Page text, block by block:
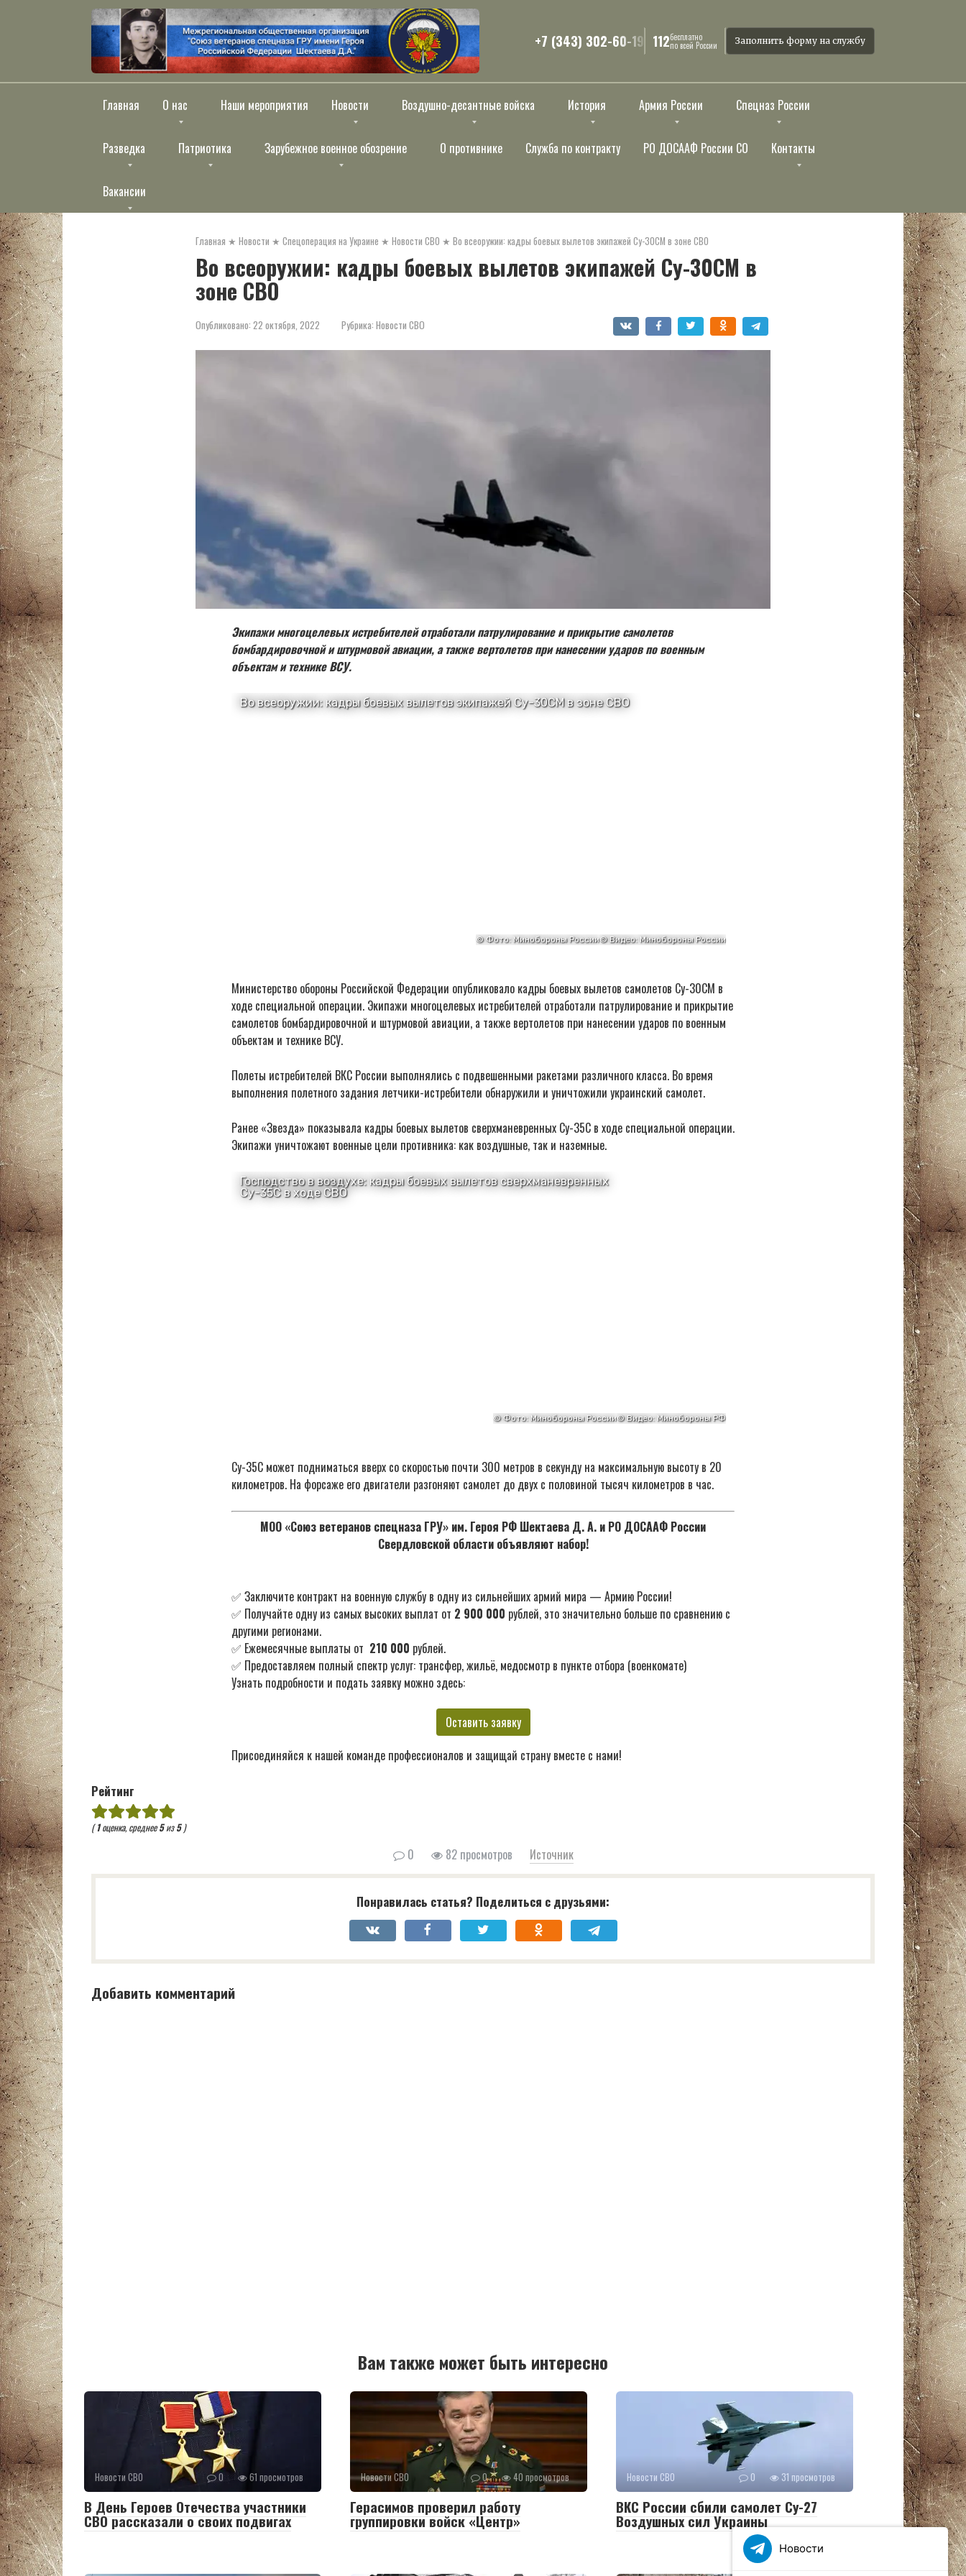
+7 (343) 302-60-19 112бесплатно
по всей России Заполнить форму на службу
Главная О нас Наши мероприятия Новости Воздушно-десантные войска История Армия России Спецназ России
Разведка Патриотика Зарубежное военное обозрение О противнике Служба по контракту РО ДОСААФ России СО Контакты
Вакансии
Главная ★ Новости ★ Спецоперация на Украине ★ Новости СВО ★ Во всеоружии: кадры боевых вылетов экипажей Су-30СМ в зоне СВО
Во всеоружии: кадры боевых вылетов экипажей Су-30СМ в
зоне СВО
Опубликовано: 22 октября, 2022 Рубрика: Новости СВО
Экипажи многоцелевых истребителей отработали патрулирование и прикрытие самолетов
бомбардировочной и штурмовой авиации, а также вертолетов при нанесении ударов по военным
объектам и технике ВСУ.
Министерство обороны Российской Федерации опубликовало кадры боевых вылетов самолетов Су-30СМ в
ходе специальной операции. Экипажи многоцелевых истребителей отработали патрулирование и прикрытие
самолетов бомбардировочной и штурмовой авиации, а также вертолетов при нанесении ударов по военным
объектам и технике ВСУ.
Полеты истребителей ВКС России выполнялись с подвешенными ракетами различного класса. Во время
выполнения полетного задания летчики-истребители обнаружили и уничтожили украинский самолет.
Ранее «Звезда» показывала кадры боевых вылетов сверхманевренных Су-35С в ходе специальной операции.
Экипажи уничтожают военные цели противника: как воздушные, так и наземные.
Су-35С может подниматься вверх со скоростью почти 300 метров в секунду на максимальную высоту в 20
километров. На форсаже его двигатели разгоняют самолет до двух с половиной тысяч километров в час.
МОО «Союз ветеранов спецназа ГРУ» им. Героя РФ Шектаева Д. А. и РО ДОСААФ России
Свердловской области объявляют набор!
✅ Заключите контракт на военную службу в одну из сильнейших армий мира — Армию России!
✅ Получайте одну из самых высоких выплат от 2 900 000 рублей, это значительно больше по сравнению с
другими регионами.
✅ Ежемесячные выплаты от 210 000 рублей.
✅ Предоставляем полный спектр услуг: трансфер, жильё, медосмотр в пункте отбора (военкомате)
Узнать подробности и подать заявку можно здесь:
Оставить заявку
Присоединяйся к нашей команде профессионалов и защищай страну вместе с нами!
Рейтинг
(1оценка, среднее5из5)
0 82 просмотров Источник
Понравилась статья? Поделиться с друзьями:
Добавить комментарий
Вам также может быть интересно
Новости СВО 0 61 просмотров
В День Героев Отечества участники
СВО рассказали о своих подвигах
Новости СВО 0 40 просмотров
Герасимов проверил работу
группировки войск «Центр»
Новости СВО 0 31 просмотров
ВКС России сбили самолет Су-27
Воздушных сил Украины
Новости